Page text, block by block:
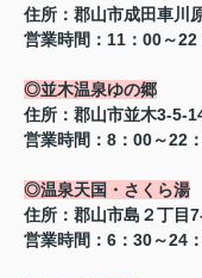
住所：郡山市成田車川
営業時間：11：00～22
◎並木温泉ゆの郷
住所：郡山市並木3-5-
営業時間：8：00～22
◎温泉天国・さくら湯
住所：郡山市島２丁目
営業時間：6：30～24